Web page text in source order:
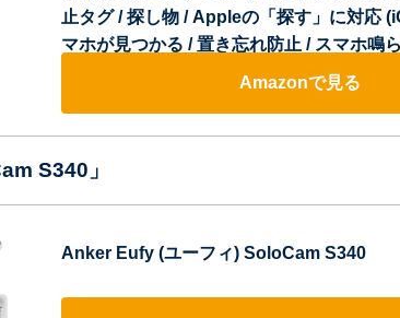
止タグ / 探し物 / Appleの「探す」に対応
マホが見つかる / 置き忘れ防止 / スマホ鳴ら
Amazonで見る
S340」
Anker Eufy (ユーフィ) SoloCam S340